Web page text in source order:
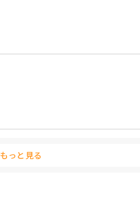
乾かす際、脱衣場を出てから
がらせ？
敏感になっていました。また、コミ
っと見る